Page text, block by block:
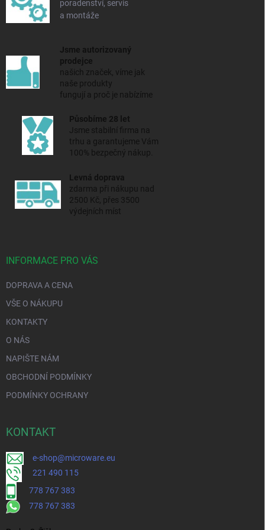
poradenství, servis
a montáže
Jsme autorizovaný
prodejce
našich značek, víme jak
naše produkty
fungují a proč je nabízíme
Působíme 28 let
Jsme stabilní firma na
trhu a garantujeme Vám
100% bezpečný nákup.
Levná doprava
zdarma při nákupu nad
2500 Kč, přes 3500
výdejních míst
INFORMACE PRO VÁS
DOPRAVA A CENA
VŠE O NÁKUPU
KONTAKTY
O NÁS
NAPIŠTE NÁM
OBCHODNÍ PODMÍNKY
PODMÍNKY OCHRANY
KONTAKT
e-shop@microware.eu
221 490 115
778 767 383
778 767 383